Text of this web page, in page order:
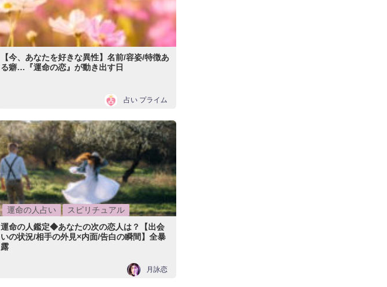
【今、あなたを好きな異性】名前/容姿/特徴あ
る癖…『運命の恋』が動き出す日
占い プライム
運命の人占い
スピリチュアル
運命の人鑑定◆あなたの次の恋人は？【出会
いの状況/相手の外見×内面/告白の瞬間】全暴
露
月詠恋